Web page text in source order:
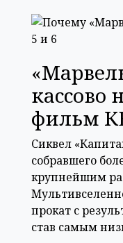
кассово
фильм
Сиквел
собравшего
крупнейшим
прокат с
став самым